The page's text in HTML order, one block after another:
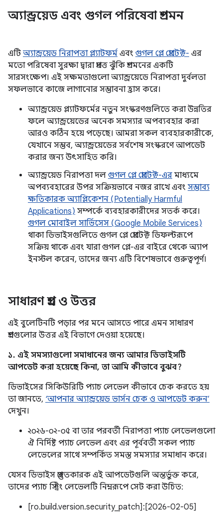
অ্যান্ড্রয়েড এবং গুগল পরিষেবা প্রশমন
এটি অ্যান্ড্রয়েড নিরাপত্তা প্ল্যাটফর্ম এবং গুগল প্লে প্রোটেক্ট- এর
মতো পরিষেবা সুরক্ষা দ্বারা প্রদত্ত ঝুঁকি প্রশমনের একটি
সারসংক্ষেপ। এই সক্ষমতাগুলো অ্যান্ড্রয়েডে নিরাপত্তা দুর্বলতা
সফলভাবে কাজে লাগানোর সম্ভাবনা হ্রাস করে।
অ্যান্ড্রয়েড প্ল্যাটফর্মের নতুন সংস্করণগুলিতে করা উন্নতির
ফলে অ্যান্ড্রয়েডের অনেক সমস্যার অপব্যবহার করা
আরও কঠিন হয়ে পড়েছে। আমরা সকল ব্যবহারকারীকে,
যেখানে সম্ভব, অ্যান্ড্রয়েডের সর্বশেষ সংস্করণে আপডেট
করার জন্য উৎসাহিত করি।
অ্যান্ড্রয়েড নিরাপত্তা দল গুগল প্লে প্রোটেক্ট-এর মাধ্যমে
অপব্যবহারের উপর সক্রিয়ভাবে নজর রাখে এবং সম্ভাব্য
ক্ষতিকারক অ্যাপ্লিকেশন (Potentially Harmful
Applications) সম্পর্কে ব্যবহারকারীদের সতর্ক করে।
গুগল মোবাইল সার্ভিসেস (Google Mobile Services)
থাকা ডিভাইসগুলিতে গুগল প্লে প্রোটেক্ট ডিফল্টরূপে
সক্রিয় থাকে এবং যারা গুগল প্লে-এর বাইরে থেকে অ্যাপ
ইনস্টল করেন, তাদের জন্য এটি বিশেষভাবে গুরুত্বপূর্ণ।
সাধারণ প্রশ্ন ও উত্তর
এই বুলেটিনটি পড়ার পর মনে আসতে পারে এমন সাধারণ
প্রশ্নগুলোর উত্তর এই বিভাগে দেওয়া হয়েছে।
১. এই সমস্যাগুলো সমাধানের জন্য আমার ডিভাইসটি
আপডেট করা হয়েছে কিনা, তা আমি কীভাবে বুঝব?
ডিভাইসের সিকিউরিটি প্যাচ লেভেল কীভাবে চেক করতে হয়
তা জানতে, ‘আপনার অ্যান্ড্রয়েড ভার্সন চেক ও আপডেট করুন’
দেখুন।
২০২৬-০২-০৫ বা তার পরবর্তী নিরাপত্তা প্যাচ লেভেলগুলো
ঐ নির্দিষ্ট প্যাচ লেভেল এবং এর পূর্ববর্তী সকল প্যাচ
লেভেলের সাথে সম্পর্কিত সমস্ত সমস্যার সমাধান করে।
যেসব ডিভাইস প্রস্তুতকারক এই আপডেটগুলি অন্তর্ভুক্ত করে,
তাদের প্যাচ স্ট্রিং লেভেলটি নিম্নরূপে সেট করা উচিত:
[ro.build.version.security_patch]:[2026-02-05]